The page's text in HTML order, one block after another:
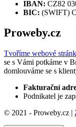
IBAN: CZ82
BIC: (SWIFT)
Proweby.cz
Tvoříme webové
se s Vámi potkáme v
domlouváme se s
Fakturační
Podnikatel je
© 2021 - Proweby.cz |